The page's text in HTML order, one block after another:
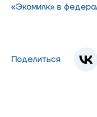
«Экомилк» в
Поделиться